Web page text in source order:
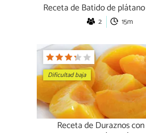
Receta de Batido de
2 15m
Dificultad baja
Receta de Duraznos